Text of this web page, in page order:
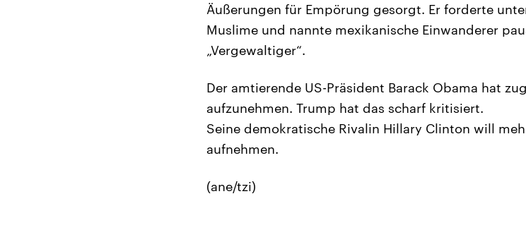
Äußerungen für Empörung gesorgt. Er forderte
Muslime und nannte mexikanische Einwanderer
„Vergewaltiger“.
Der amtierende US-Präsident Barack Obama hat
aufzunehmen. Trump hat das scharf kritisiert.
Seine demokratische Rivalin Hillary Clinton will
aufnehmen.
(ane/tzi)